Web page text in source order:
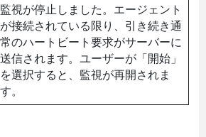
監視が停止しました。エージェント
が接続されている限り、引き続き通
常のハートビート要求がサーバーに
送信されます。ユーザーが「開始」
を選択すると、監視が再開されま
す。